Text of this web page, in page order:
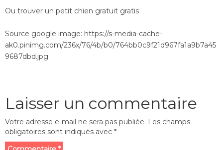
Ou trouver un petit chien gratuit gratis
Source google image: https://s-media-cache-
ak0.pinimg.com/236x/76/4b/b0/764bb0c9f21d967fa1a9b7a45
9687dbd.jpg
Laisser un commentaire
Votre adresse e-mail ne sera pas publiée. Les champs
obligatoires sont indiqués avec *